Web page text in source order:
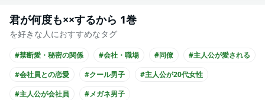
君が何度も××するから 1巻
を好きな人におすすめなタグ
#禁断愛・秘密の関係 #会社・職場 #同僚
#主人公が愛される
#会社員との恋愛
#クール男子
#主人公が20代女性
#主人公が会社員
#メガネ男子